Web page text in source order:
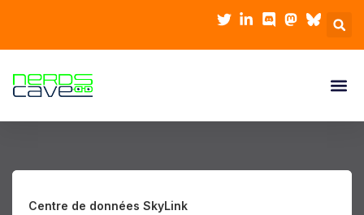
Centre de données SkyLink